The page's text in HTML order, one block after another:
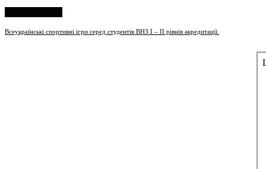
Всеукраїнські спортивні ігри серед студентів ВНЗ І – ІІ рівнів акредитації.